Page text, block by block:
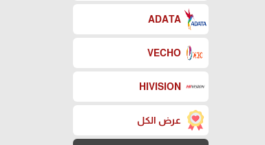
ADATA
VECHO
HIVISION
عرض الكل